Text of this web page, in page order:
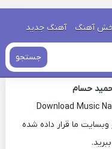
آهنگ آهنگ جدید
جستجو
حمید حسام
Download Music
ما قرار داده شده